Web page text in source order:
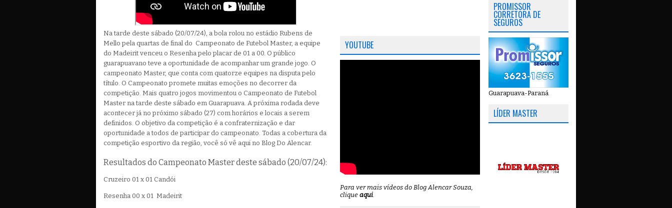
Na tarde deste sábado (20/07/24), a bola rolou no estádio Rubens de
Mello pela quartas de final do Campeonato de Futebol Master, a equipe
do Madeirit venceu o Resenha pelo placar de 01 a 00. O público
guarapuavano teve a oportunidade de acompanhar um grande jogo. O
campeonato Master, que conta com quatorze equipes na disputa pelo
título. O Campeonato promete muitas emoções no decorrer da
competição. Mais quatro jogos movimentou o Campeonato de Futebol
Master na tarde deste sábado em Guarapuava. A próxima rodada deve
acontecer já no próximo sábado (27) com horários e locais a serem
definidos. O objetivo da competição é a confraternização e dar
oportunidade a todos de participar do campeonato. Todas a cobertura da
competição esportivo da região, você só vê aqui no Blog Do Alencar.
Resultados do Campeonato Master deste sábado (20/07/24):
Cruzeiro 01 x 01 Candói
Resenha 00 x 01 Madeirit
YOUTUBE
Para ver mais vídeos do Blog Alencar Souza,
clique aqui.
PROMISSOR
CORRETORA DE
SEGUROS
Guarapuava-Paraná
LÍDER MASTER